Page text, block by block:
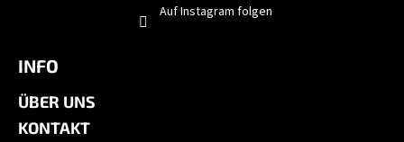
Auf Instagram folgen
INFO
ÜBER UNS
KONTAKT